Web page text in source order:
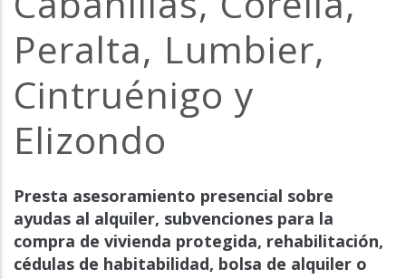
Peralta, Lumbier,
Cintruénigo y
Elizondo
Presta asesoramiento presencial sobre
ayudas al alquiler, subvenciones para la
compra de vivienda protegida, rehabilitación,
cédulas de habitabilidad, bolsa de alquiler o